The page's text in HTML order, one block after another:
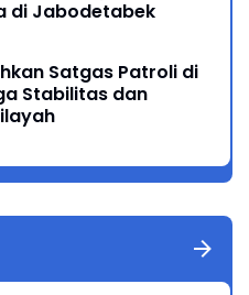
di Jabodetabek
Satgas Patroli di
Stabilitas dan